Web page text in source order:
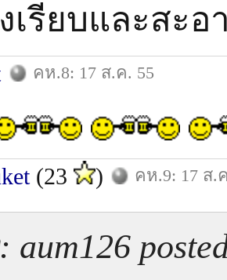
เรียบและสะ
คห.8: 17 ส.ค. 55
(23 ) คห.9: 17 ส.
aum126